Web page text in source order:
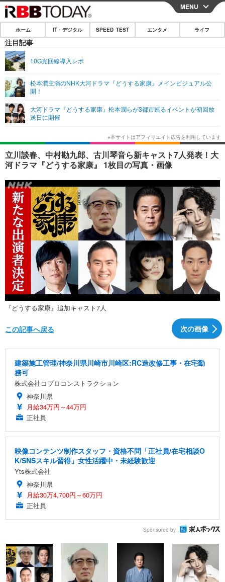
CLOSE
ホーム
IT・デジタル
ショッピング その他
SPEED TEST
エンタメ
エンタメTOP
韓国・芸能
音楽 スポーツ
ショッピング その他
ライフ
ライフTOP グルメ
ペット ショッピング
その他
リリース一覧
プッシュ通知の停止方法
MENU
ホーム IT・デジタル SPEED TEST エンタメ ライフ
注目記事
10G光回線導入レポ
松本潤主演のNHK大河ドラマ『どうする家康』メインビジュアル公
開！
大河ドラマ『どうする家康』松本潤らが3都市巡るイベントが初回放
送日に開催
立川談春、中村勘九郎、古川琴音ら新キャスト7人発表！大
河ドラマ『どうする家康』 1枚目の写真・画像
『どうする家康』追加キャスト7人
次の画像
この記事へ戻る
建築施工管理/神奈川県川崎市川崎区:RC造改修工事・在宅勤
務可
株式会社コプロコンストラクション
神奈川県
月給34万円～44万円
正社員
映像コンテンツ制作スタッフ・資格不問「正社員/在宅相談O
K/SNSスキル習得」女性活躍中・未経験歓迎
Yts株式会社
神奈川県
月給30万4,700円～60万円
正社員
Sponsored by